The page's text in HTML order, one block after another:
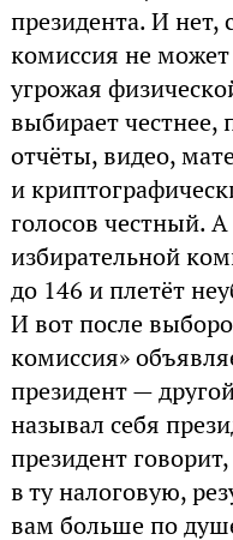
президента. И нет,
комиссия не
угрожая
выбирает честнее,
отчёты, видео,
и
голосов честный. А
избирательной
до 146 и плетёт
И вот после
комиссия»
президент —
называл себя
президент
в ту налоговую,
вам больше по